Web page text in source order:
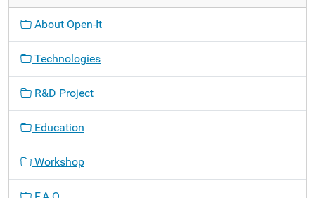
About Open-It
Technologies
R&D Project
Education
Workshop